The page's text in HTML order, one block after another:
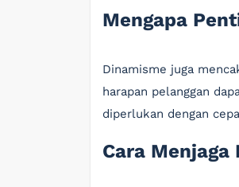
Mengapa
Dinamisme juga
harapan pelanggan
diperlukan dengan
Cara Menjaga